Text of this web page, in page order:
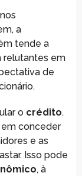
a
tende a
relutantes em
de
o crédito.
conceder
e as
Isso pode
, à